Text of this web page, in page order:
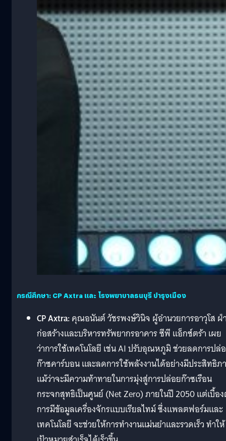
กรณีศึกษา: CP Axtra และ โรงพยาบาลธนบุรี บำรุงเมือง
CP Axtra:คุณอนันต์ วัชรพงษ์วินิจ ผู้อำนวยการอาวุโส ฝ่
ก่อสร้างและบริหารทรัพยากรอาคาร ซีพี แอ็กซ์ตร้า เผย
ว่าการใช้เทคโนโลยี เช่น AI ปรับอุณหภูมิ ช่วยลดการปล่
ก๊าซคาร์บอน และลดการใช้พลังงานได้อย่างมีประสิทธิภ
แม้ว่าจะมีความท้าทายในการมุ่งสู่การปล่อยก๊าซเรือน
กระจกสุทธิเป็นศูนย์ (Net Zero) ภายในปี 2050 แต่เบื้อ
การมีข้อมูลเครื่องจักรแบบเรียลไทม์ ซึ่งแพลตฟอร์มและ
เทคโนโลยี จะช่วยให้การทำงานแม่นยำและรวดเร็ว ทำให้